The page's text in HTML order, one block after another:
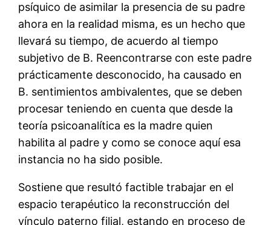
psíquico de asimilar la presencia de su padre
ahora en la realidad misma, es un hecho que
llevará su tiempo, de acuerdo al tiempo
subjetivo de B. Reencontrarse con este padre
prácticamente desconocido, ha causado en
B. sentimientos ambivalentes, que se deben
procesar teniendo en cuenta que desde la
teoría psicoanalítica es la madre quien
habilita al padre y como se conoce aquí esa
instancia no ha sido posible.
Sostiene que resultó factible trabajar en el
espacio terapéutico la reconstrucción del
vínculo paterno filial, estando en proceso de